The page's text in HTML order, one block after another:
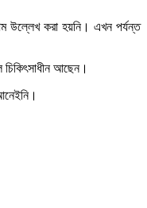
উল্লেখ করা হয়নি। এখন পর্যন্ত
চিকিৎসাধীন আছেন।